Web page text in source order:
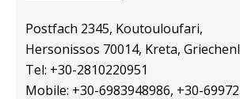
Postfach 2345, Koutouloufari,
Hersonissos 70014, Kreta,
Tel: +30-2810220951
Mobile: +30-6983948986, +30-